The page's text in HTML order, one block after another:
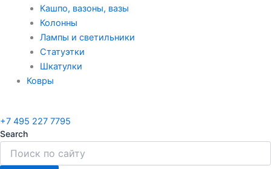
Кашпо, вазоны, вазы
Колонны
Лампы и светильники
Статуэтки
Шкатулки
Ковры
+7 495 227 7795
Search